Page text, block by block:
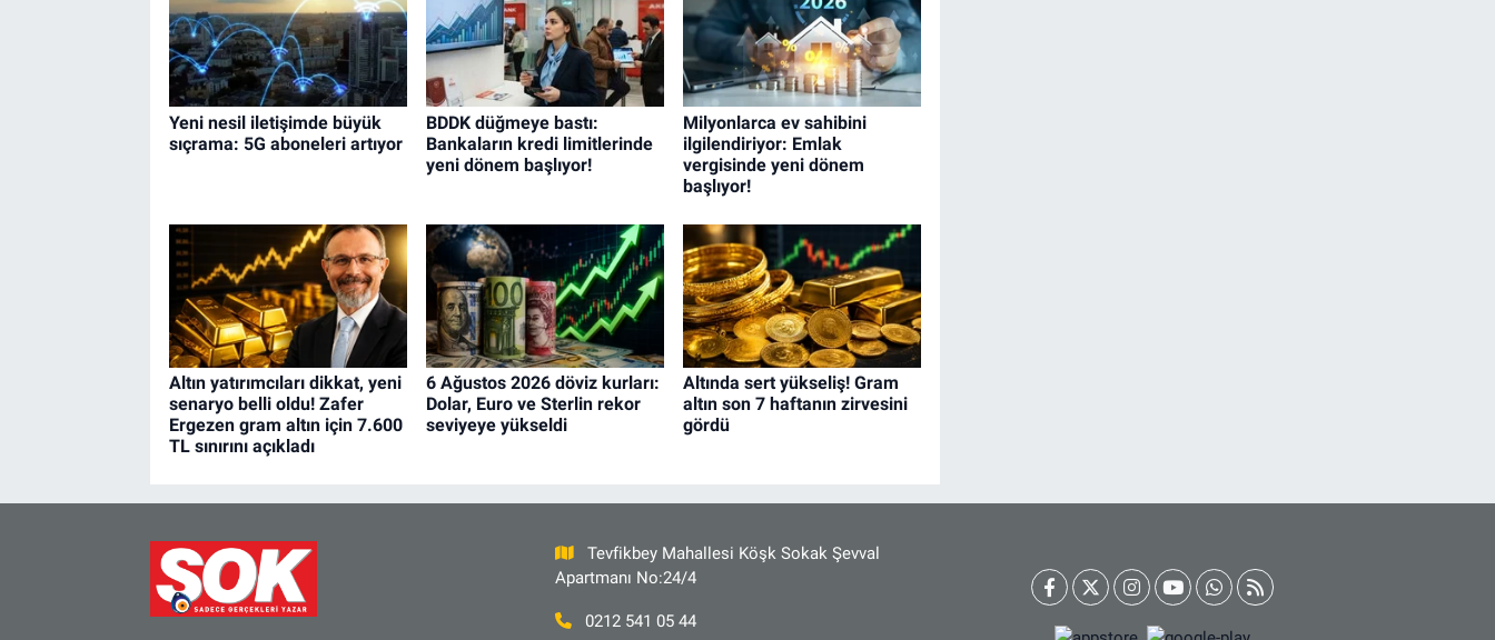
Yeni nesil iletişimde büyük
sıçrama: 5G aboneleri artıyor
BDDK düğmeye bastı:
Bankaların kredi limitlerinde
yeni dönem başlıyor!
Milyonlarca ev sahibini
ilgilendiriyor: Emlak
vergisinde yeni dönem
başlıyor!
Altın yatırımcıları dikkat, yeni
senaryo belli oldu! Zafer
Ergezen gram altın için 7.600
TL sınırını açıkladı
6 Ağustos 2026 döviz kurları:
Dolar, Euro ve Sterlin rekor
seviyeye yükseldi
Altında sert yükseliş! Gram
altın son 7 haftanın zirvesini
gördü
Tevfikbey Mahallesi Köşk Sokak Şevval
Apartmanı No:24/4
0212 541 05 44